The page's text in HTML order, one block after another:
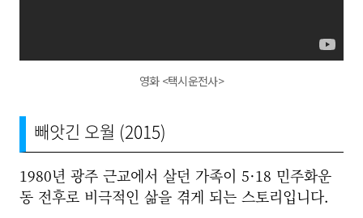
영화 <택시운전사>
빼앗긴 오월 (2015)
1980년 광주 근교에서 살던 가족이 5·18 민주화운
동 전후로 비극적인 삶을 겪게 되는 스토리입니다.